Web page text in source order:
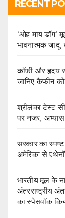
RECENT
‘ओह माय डॉग’
भावनात्मक जादू,
कॉफी और हृदय
जानिए कैफीन
श्रीलंका टेस्ट
पर नजर, अभ्यास
सरकार का
अमेरिका से
भारतीय मूल के
अंतरराष्ट्रीय
का स्पेसवॉक